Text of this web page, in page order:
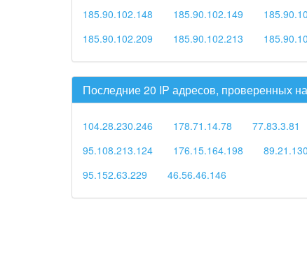
185.90.102.148
185.90.102.149
185.90.102.209
185.90.102.213
Последние 20 IP адресов, проверенных
104.28.230.246 178.71.14.78 77.83.3.81
95.108.213.124
176.15.164.198
95.152.63.229
46.56.46.146